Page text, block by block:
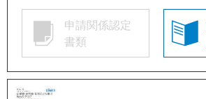
申請関係認定
書類